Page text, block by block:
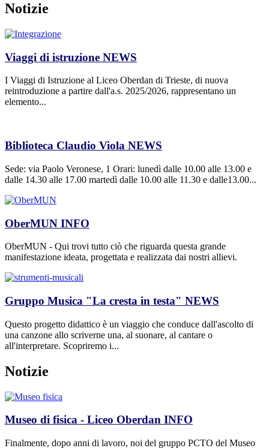
Notizie
Viaggi di istruzione NEWS
I Viaggi di Istruzione al Liceo Oberdan di Trieste, di nuova
reintroduzione a partire dall'a.s. 2025/2026, rappresentano un
elemento...
Biblioteca Claudio Viola NEWS
Sede: via Paolo Veronese, 1 Orari: lunedì dalle 10.00 alle 13.00 e
dalle 14.30 alle 17.00 martedì dalle 10.00 alle 11.30 e dalle13.00...
OberMUN INFO
OberMUN - Qui trovi tutto ciò che riguarda questa grande
manifestazione ideata, progettata e realizzata dai nostri allievi.
Gruppo Musica "La cresta in testa" NEWS
Questo progetto didattico è un viaggio che conduce dall'ascolto di
una canzone allo scriverne una, al suonare, al cantare o
all'interpretare. Scopriremo i...
Notizie
Museo di fisica - Liceo Oberdan INFO
Finalmente, dopo anni di lavoro, noi del gruppo PCTO del Museo